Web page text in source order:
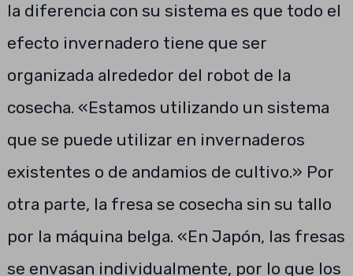
la diferencia con su sistema es que todo el
efecto invernadero tiene que ser
organizada alrededor del robot de la
cosecha. «Estamos utilizando un sistema
que se puede utilizar en invernaderos
existentes o de andamios de cultivo.» Por
otra parte, la fresa se cosecha sin su tallo
por la máquina belga. «En Japón, las fresas
se envasan individualmente, por lo que los